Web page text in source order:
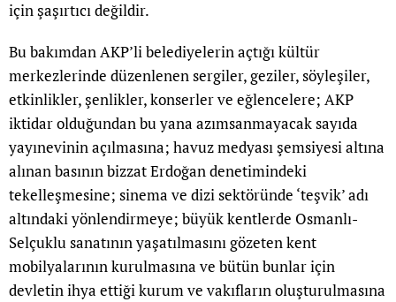
için şaşırtıcı değildir.
Bu bakımdan AKP’li belediyelerin açtığı kültür
merkezlerinde düzenlenen sergiler, geziler, söyleşiler,
etkinlikler, şenlikler, konserler ve eğlencelere; AKP
iktidar olduğundan bu yana azımsanmayacak sayıda
yayınevinin açılmasına; havuz medyası şemsiyesi altına
alınan basının bizzat Erdoğan denetimindeki
tekelleşmesine; sinema ve dizi sektöründe ‘teşvik’ adı
altındaki yönlendirmeye; büyük kentlerde Osmanlı-
Selçuklu sanatının yaşatılmasını gözeten kent
mobilyalarının kurulmasına ve bütün bunlar için
devletin ihya ettiği kurum ve vakıfların oluşturulmasına